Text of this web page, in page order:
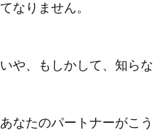
てなりません。
いや、もしかして、知ら
あなたのパートナーがこ